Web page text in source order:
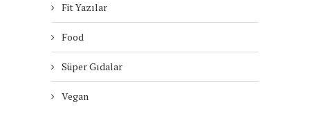
Fit Yazılar
Food
Süper Gıdalar
Vegan